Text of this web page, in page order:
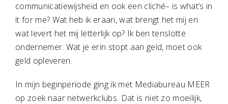
communicatiewijsheid en ook een cliché– is what’s in
it for me? Wat heb ik eraan, wat brengt het mij en
wat levert het mij letterlijk op? Ik ben tenslotte
ondernemer. Wat je erin stopt aan geld, moet ook
geld opleveren.
In mijn beginperiode ging ik met Mediabureau MEER
op zoek naar netwerkclubs. Dat is niet zo moeilijk,